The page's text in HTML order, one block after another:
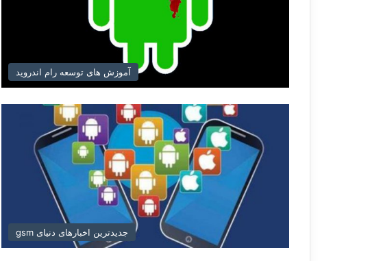
آموزش های توسعه رام اندروید
جدیدترین اخبارهای دنیای gsm